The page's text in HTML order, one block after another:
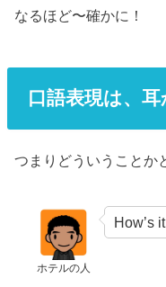
なるほど〜確かに！
口語表現は、
つまりどういうことか
ホテルの人
How’s